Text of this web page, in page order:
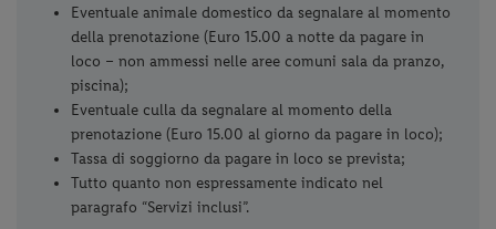
Eventuale animale domestico da segnalare al momento
della prenotazione (Euro 15.00 a notte da pagare in
loco – non ammessi nelle aree comuni sala da pranzo,
piscina);
Eventuale culla da segnalare al momento della
prenotazione (Euro 15.00 al giorno da pagare in loco);
Tassa di soggiorno da pagare in loco se prevista;
Tutto quanto non espressamente indicato nel
paragrafo “Servizi inclusi”.